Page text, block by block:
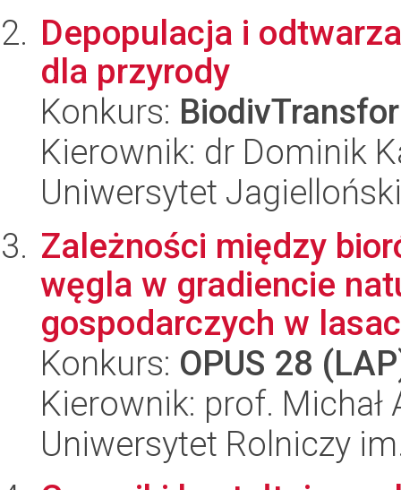
Depopulacja i
dla przyrody
Konkurs:
Kierownik: dr Dominik
Uniwersytet Jagielloński
Zależności między
węgla w gradiencie
gospodarczych w
Konkurs: OPUS 28
Kierownik: prof. Michał
Uniwersytet Rolniczy